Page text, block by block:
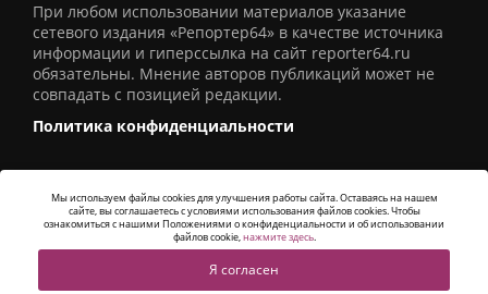
При любом использовании материалов указание
сетевого издания «Репортер64» в качестве источника
информации и гиперссылка на сайт reporter64.ru
обязательны. Мнение авторов публикаций может не
совпадать с позицией редакции.
Политика конфиденциальности
© 2016СИ «Репортер64». Все права защищены -
Alatis Studio
Мы используем файлы cookies для улучшения работы сайта. Оставаясь на нашем
сайте, вы соглашаетесь с условиями использования файлов cookies. Чтобы
ознакомиться с нашими Положениями о конфиденциальности и об использовании
файлов cookie,нажмите здесь.
Я согласен